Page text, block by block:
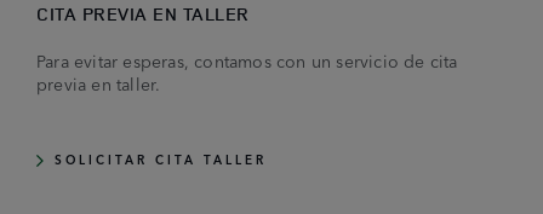
CITA PREVIA EN TALLER
Para evitar esperas, contamos con un servicio de cita
previa en taller.
SOLICITAR CITA TALLER